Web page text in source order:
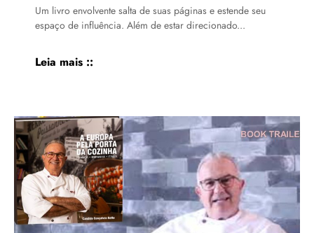
Um livro envolvente salta de suas páginas e estende seu
espaço de influência. Além de estar direcionado...
Leia mais ::